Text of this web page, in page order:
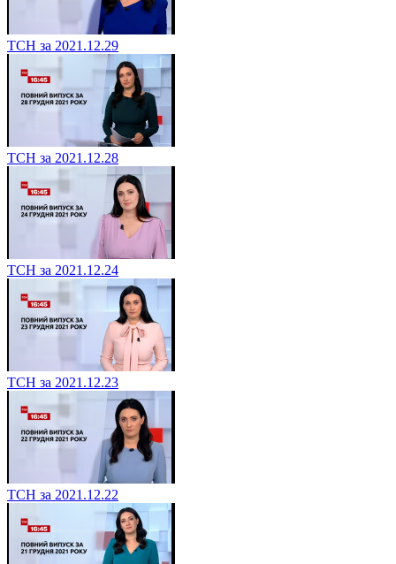
ТСН за 2021.12.29
ТСН за 2021.12.28
ТСН за 2021.12.24
ТСН за 2021.12.23
ТСН за 2021.12.22